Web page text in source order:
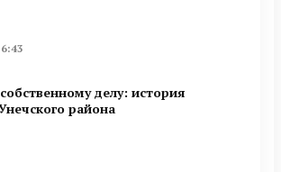
делу: история
района